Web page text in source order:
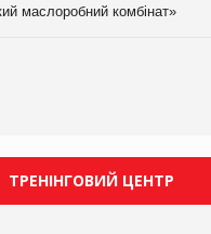
маслоробний комбінат»
ТРЕНІНГОВИЙ ЦЕНТР